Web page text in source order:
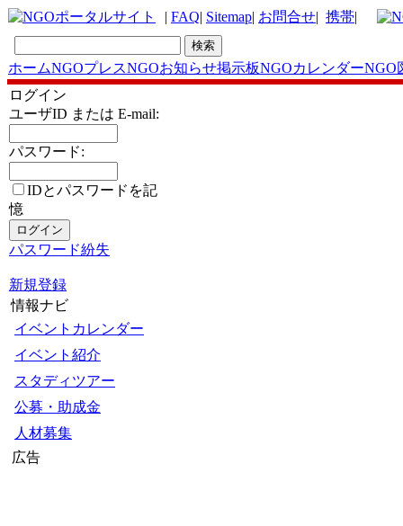
| FAQ| Sitemap| お問合せ| 携帯|
ホームNGOプレスNGOお知らせ掲示板NGOカレンダーNGO
ログイン
ユーザID または E-mail:
パスワード:
IDとパスワードを記
憶
パスワード紛失
新規登録
情報ナビ
イベントカレンダー
イベント紹介
スタディツアー
公募・助成金
人材募集
広告